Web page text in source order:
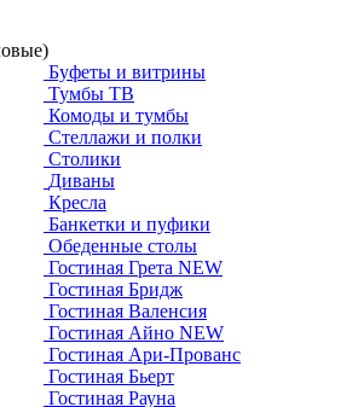
Буфеты и витрины
Тумбы ТВ
Комоды и тумбы
Стеллажи и полки
Столики
Диваны
Кресла
Банкетки и пуфики
Обеденные столы
Гостиная Грета NEW
Гостиная Бридж
Гостиная Валенсия
Гостиная Айно NEW
Гостиная Ари-Прованс
Гостиная Бьерт
Гостиная Рауна